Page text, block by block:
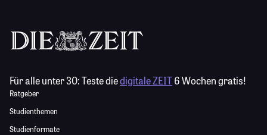
Für alle unter 30:Teste diedigitale ZEIT6 Wochen gratis!
Ratgeber
Studienthemen
Studienformate